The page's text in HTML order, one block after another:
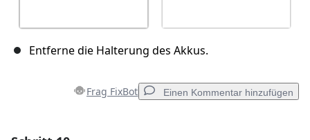
Entferne die Halterung des Akkus.
Frag FixBot Einen Kommentar hinzufügen